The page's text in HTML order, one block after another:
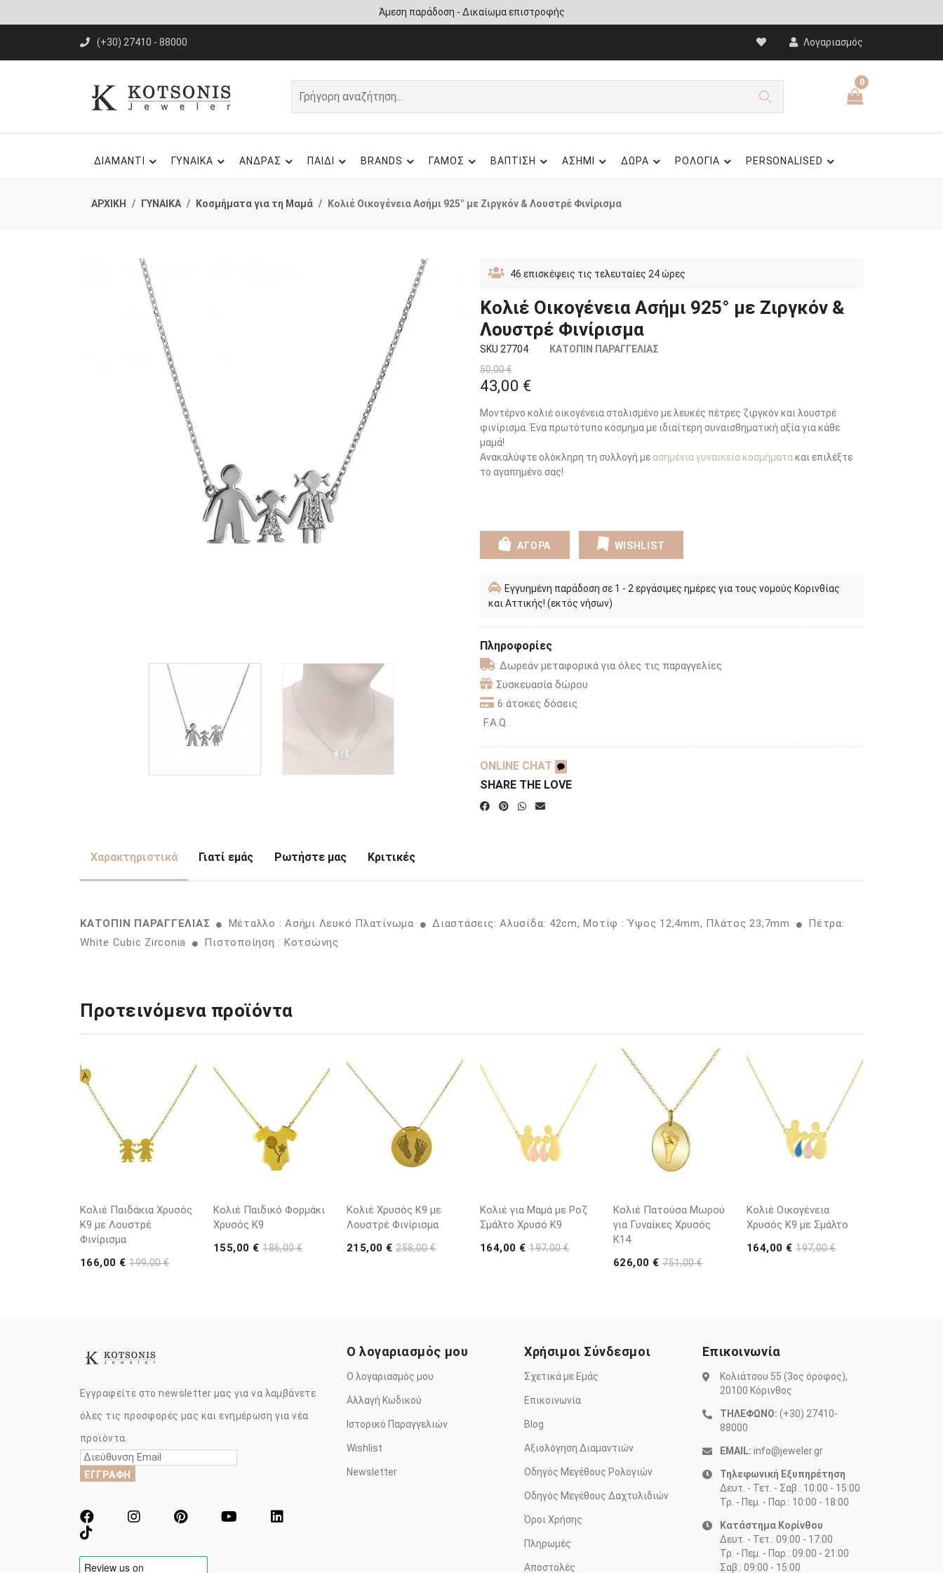
Άμεση παράδοση - Δικαίωμα επιστροφής
(+30) 27410 - 88000 Λογαριασμός
0
ΔΙΑΜΑΝΤΙ ΓΥΝΑΙΚΑ ΑΝΔΡΑΣ ΠΑΙΔΙ BRANDS ΓΑΜΟΣ ΒΑΠΤΙΣΗ ΑΣΗΜΙ ΔΩΡΑ ΡΟΛΟΓΙΑ PERSONALISED
ΑΡΧΙΚΗ ΓΥΝΑΙΚΑ Κοσμήματα για τη Μαμά Κολιέ Οικογένεια Ασήμι 925° με Ζιργκόν & Λουστρέ Φινίρισμα
46 επισκέψεις τις τελευταίες 24 ώρες
Κολιέ Οικογένεια Ασήμι 925° με Ζιργκόν &
Λουστρέ Φινίρισμα
SKU 27704
ΚΑΤΟΠΙΝ ΠΑΡΑΓΓΕΛΙΑΣ
50,00 €
43,00 €
Μοντέρνο κολιέ οικογένεια στολισμένο με λευκές πέτρες ζιργκόν και λουστρέ
φινίρισμα. Ένα πρωτότυπο κόσμημα με ιδιαίτερη συναισθηματική αξία για κάθε
μαμά!
Ανακαλύψτε ολόκληρη τη συλλογή με ασημένια γυναικεία κοσμήματακαι επιλέξτε
το αγαπημένο σας!
ΑΓΟΡΑ WISHLIST
Εγγυημένη παράδοση σε 1 - 2 εργάσιμες ημέρες για τους νομούς Κορινθίας
και Αττικής! (εκτός νήσων)
Πληροφορίες
Δωρεάν μεταφορικά για όλες τις παραγγελίες
Συσκευασία δώρου
6 άτοκες δόσεις
F.A.Q.
ONLINE CHAT
SHARE THE LOVE
Χαρακτηριστικά Γιατί εμάς Ρωτήστε μας Κριτικές
ΚΑΤΟΠΙΝ ΠΑΡΑΓΓΕΛΙΑΣ Μέταλλο : Ασήμι Λευκό Πλατίνωμα Διαστάσεις: Αλυσίδα: 42cm, Μοτίφ : Ύψος 12,4mm, Πλάτος 23,7mm
Πέτρα:
White Cubic Zirconia
Πιστοποίηση : Κοτσώνης
Προτεινόμενα προϊόντα
Κολιέ Παιδάκια Χρυσός
Κ9 με Λουστρέ
Φινίρισμα
166,00 €199,00 €
Κολιέ Παιδικό Φορμάκι
Χρυσός Κ9
155,00 €186,00 €
Κολιέ Χρυσός Κ9 με
Λουστρέ Φινίρισμα
215,00 €258,00 €
Κολιέ για Μαμά με Ροζ
Σμάλτο Χρυσό K9
164,00 €197,00 €
Κολιέ Πατούσα Μωρού
για Γυναίκες Χρυσός
K14
626,00 €751,00 €
Κολιέ Οικογένεια
Χρυσός Κ9 με Σμάλτο
164,00 €197,00 €
Εγγραφείτε στο newsletter μας για να λαμβάνετε
όλες τις προσφορές μας και ενημέρωση για νέα
προϊόντα.
ΕΓΓΡΑΦΗ
Ο λογαριασμός μου
Ο λογαριασμός μου
Αλλαγή Κωδικού
Ιστορικό Παραγγελιών
Wishlist
Newsletter
Χρήσιμοι Σύνδεσμοι
Σχετικά με Εμάς
Επικοινωνία
Blog
Αξιολόγηση Διαμαντιών
Οδηγός Μεγέθους Ρολογιών
Οδηγός Μεγέθους Δαχτυλιδιών
Όροι Χρήσης
Πληρωμές
Αποστολές
Επικοινωνία
Κολιάτσου 55 (3ος όροφος),
20100 Κόρινθος
ΤΗΛΕΦΩΝΟ: (+30) 27410-
88000
EMAIL: info@jeweler.gr
Τηλεφωνική Εξυπηρέτηση
Δευτ. - Τετ. - Σαβ.: 10:00 - 15:00
Τρ. - Πεμ. - Παρ.: 10:00 - 18:00
Κατάστημα Κορίνθου
Δευτ. - Τετ.: 09:00 - 17:00
Τρ. - Πεμ. - Παρ.: 09:00 - 21:00
Σαβ.: 09:00 - 15:00